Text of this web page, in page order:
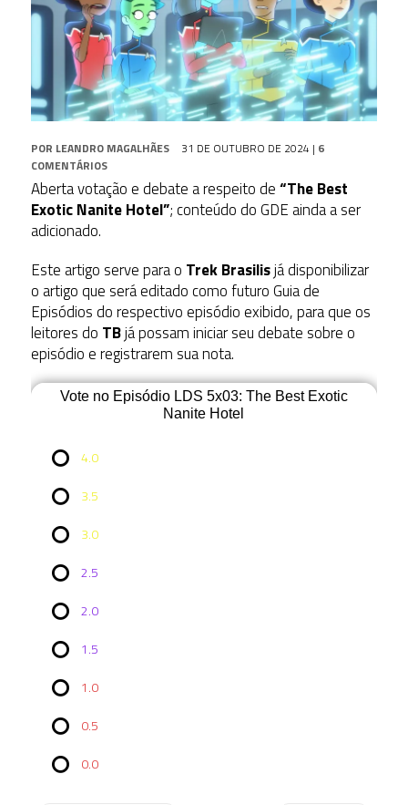
POR LEANDRO MAGALHÃES 31 DE OUTUBRO DE 2024 | 6
COMENTÁRIOS
Aberta votação e debate a respeito de“The Best
Exotic Nanite Hotel”; conteúdo do GDE ainda a ser
adicionado.
Este artigo serve para o Trek Brasilisjá disponibilizar
o artigo que será editado como futuro Guia de
Episódios do respectivo episódio exibido, para que os
leitores do TBjá possam iniciar seu debate sobre o
episódio e registrarem sua nota.
Vote no Episódio LDS 5x03: The Best Exotic
Nanite Hotel
4.0
3.5
3.0
2.5
2.0
1.5
1.0
0.5
0.0